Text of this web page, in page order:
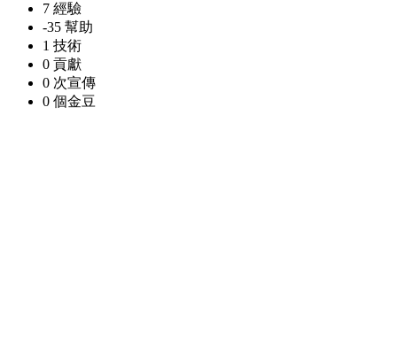
7 經驗
-35 幫助
1 技術
0 貢獻
0 次宣傳
0 個金豆